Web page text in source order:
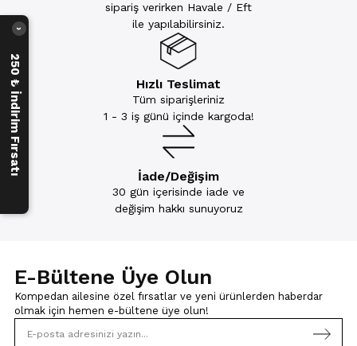
sipariş verirken Havale / Eft
ile yapılabilirsiniz.
Hızlı Teslimat
Tüm siparişleriniz
1 - 3 iş günü içinde kargoda!
İade/Değişim
30 gün içerisinde iade ve
değişim hakkı sunuyoruz
E-Bültene Üye Olun
Kompedan ailesine özel fırsatlar ve yeni ürünlerden haberdar
olmak için hemen e-bültene üye olun!
250 ₺ İndirim Fırsatı
›